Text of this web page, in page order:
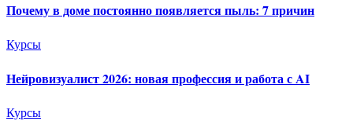
Почему в доме постоянно появляется пыль: 7 причин
Курсы
Нейровизуалист 2026: новая профессия и работа с AI
Курсы